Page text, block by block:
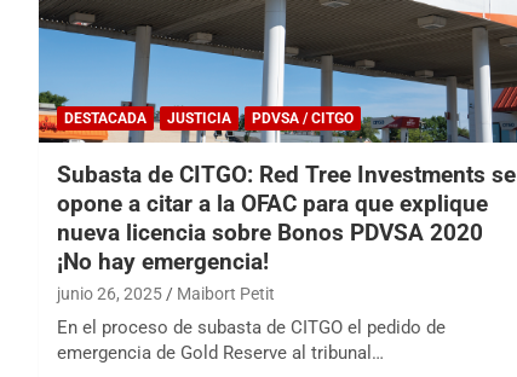
DESTACADA JUSTICIA PDVSA / CITGO
Subasta de CITGO: Red Tree Investments se
opone a citar a la OFAC para que explique
nueva licencia sobre Bonos PDVSA 2020
¡No hay emergencia!
junio 26, 2025 Maibort Petit
En el proceso de subasta de CITGO el pedido de
emergencia de Gold Reserve al tribunal…